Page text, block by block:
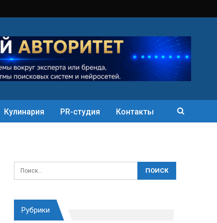
Кулинария PR-студия Контакты
Рубрики